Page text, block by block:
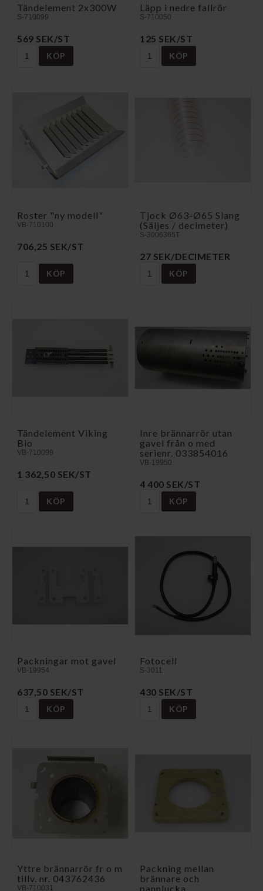
Tändelement 2x300W
S-710099
569 SEK/ST
KÖP
Läpp i nedre fallrör
S-710050
125 SEK/ST
KÖP
Roster "ny modell"
VB-710100
706,25 SEK/ST
KÖP
Tjock Ø63-Ø65 Slang
(Säljes / decimeter)
S-3006365T
27 SEK/DECIMETER
KÖP
Tändelement Viking
Bio
VB-710099
1 362,50 SEK/ST
KÖP
Inre brännarrör utan
gavel från o med
serienr. 033854016
VB-19950
4 400 SEK/ST
KÖP
Packningar mot gavel
VB-19954
637,50 SEK/ST
KÖP
Fotocell
S-3011
430 SEK/ST
KÖP
Yttre brännarrör fr o m
tillv. nr. 043762436
VB-710031
Packning mellan
brännare och
pannlucka